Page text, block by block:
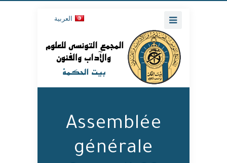
العربية
Assemblée
générale